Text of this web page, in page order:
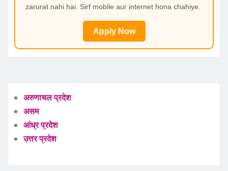
zarurat nahi hai. Sirf mobile aur internet hona chahiye.
Apply Now
अरुणाचल प्रदेश
असम
आंध्र प्रदेश
उत्तर प्रदेश